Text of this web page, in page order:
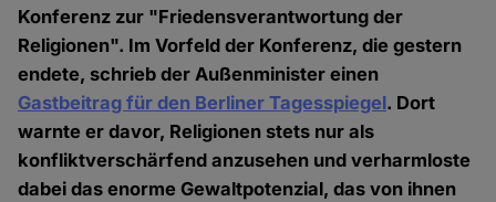
Konferenz zur "Friedensverantwortung der
Religionen". Im Vorfeld der Konferenz, die gestern
endete, schrieb der Außenminister einen
Gastbeitrag für den Berliner Tagesspiegel. Dort
warnte er davor, Religionen stets nur als
konfliktverschärfend anzusehen und verharmloste
dabei das enorme Gewaltpotenzial, das von ihnen